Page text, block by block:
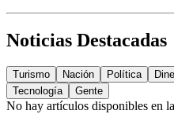
Noticias Destacadas
Turismo Nación Política
Tecnología
Gente
No hay artículos disponibles en